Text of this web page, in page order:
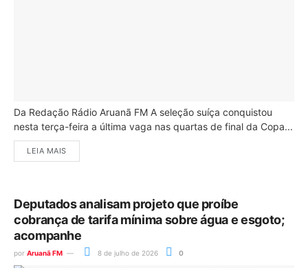
Da Redação Rádio Aruanã FM A seleção suíça conquistou
nesta terça-feira a última vaga nas quartas de final da Copa...
LEIA MAIS
Deputados analisam projeto que proíbe
cobrança de tarifa mínima sobre água e esgoto;
acompanhe
por Aruanã FM 8 de julho de 2026 0